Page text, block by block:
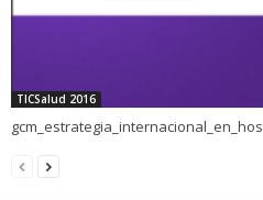
TICSalud 2016
gcm_estrategia_internacional_en_hos